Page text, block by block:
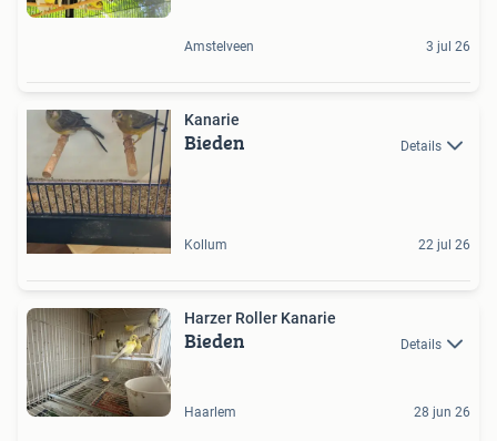
Amstelveen 3 jul 26
Kanarie
Bieden Details
Kollum 22 jul 26
Harzer Roller Kanarie
Bieden Details
Haarlem 28 jun 26